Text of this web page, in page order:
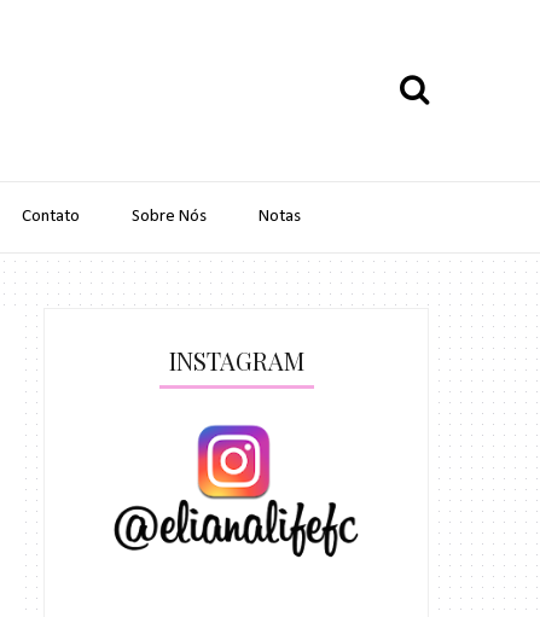
Contato Sobre Nós Notas
INSTAGRAM